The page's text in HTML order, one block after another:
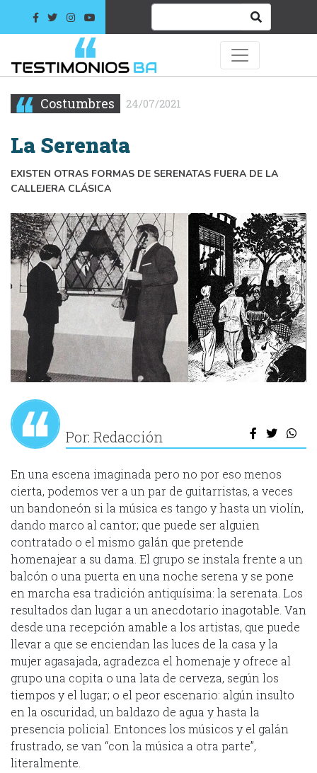
Costumbres 24/07/2021
La Serenata
EXISTEN OTRAS FORMAS DE SERENATAS FUERA DE LA
CALLEJERA CLÁSICA
Por: Redacción
En una escena imaginada pero no por eso menos
cierta, podemos ver a un par de guitarristas, a veces
un bandoneón si la música es tango y hasta un violín,
dando marco al cantor; que puede ser alguien
contratado o el mismo galán que pretende
homenajear a su dama. El grupo se instala frente a un
balcón o una puerta en una noche serena y se pone
en marcha esa tradición antiquísima: la serenata. Los
resultados dan lugar a un anecdotario inagotable. Van
desde una recepción amable a los artistas, que puede
llevar a que se enciendan las luces de la casa y la
mujer agasajada, agradezca el homenaje y ofrece al
grupo una copita o una lata de cerveza, según los
tiempos y el lugar; o el peor escenario: algún insulto
en la oscuridad, un baldazo de agua y hasta la
presencia policial. Entonces los músicos y el galán
frustrado, se van “con la música a otra parte”,
literalmente.